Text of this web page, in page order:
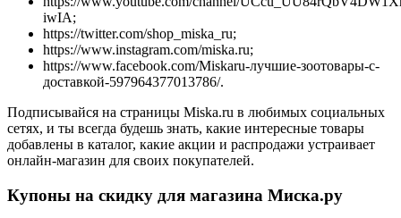
iwIA;
https://twitter.com/shop_miska_ru;
https://www.instagram.com/miska.ru;
https://www.facebook.com/Miskaru-лучшие-зоотовары-с-
доставкой-597964377013786/.
Подписывайся на страницы Miska.ru в любимых социальных
сетях, и ты всегда будешь знать, какие интересные товары
добавлены в каталог, какие акции и распродажи устраивает
онлайн-магазин для своих покупателей.
Купоны на скидку для магазина Миска.ру